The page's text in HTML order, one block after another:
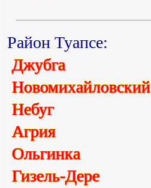
Район Туапсе:
Джубга
Новомихайловский
Небуг
Агрия
Ольгинка
Гизель-Дере